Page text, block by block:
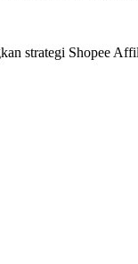
strategi Shopee